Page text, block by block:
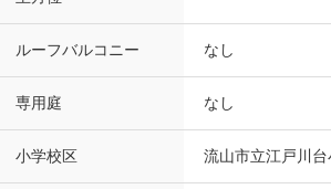
ルーフバルコニー なし
専用庭 なし
小学校区 流山市立江戸川台